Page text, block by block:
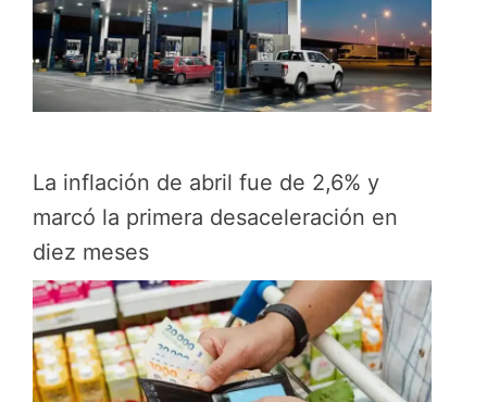
La inflación de abril fue de 2,6% y
marcó la primera desaceleración en
diez meses